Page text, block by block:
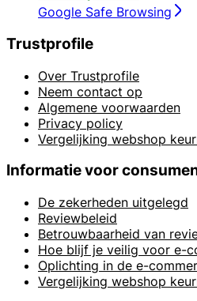
Google Safe Browsing
Trustprofile
Over Trustprofile
Neem contact op
Algemene voorwaarden
Privacy policy
Vergelijking webshop
Informatie voor
De zekerheden uitgelegd
Reviewbeleid
Betrouwbaarheid van
Hoe blijf je veilig voor e-
Oplichting in de e-
Vergelijking webshop